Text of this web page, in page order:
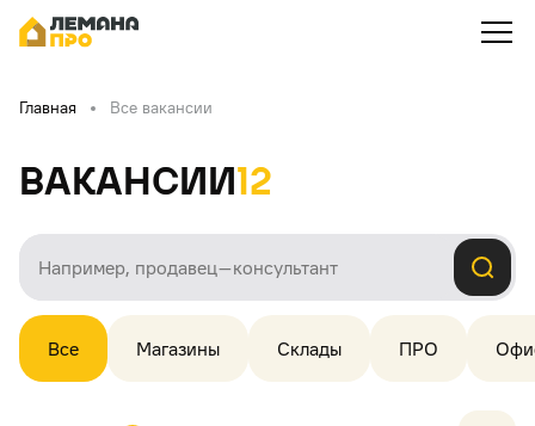
Главная Все вакансии
Вакансии12
Все Магазины Склады ПРО